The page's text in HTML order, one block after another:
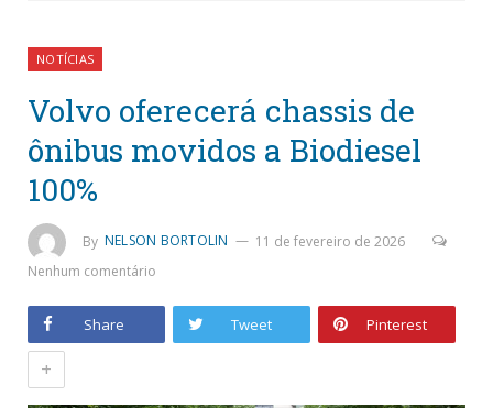
NOTÍCIAS
Volvo oferecerá chassis de
ônibus movidos a Biodiesel
100%
By NELSON BORTOLIN
11 de fevereiro de 2026
Nenhum comentário
Share Tweet Pinterest
+